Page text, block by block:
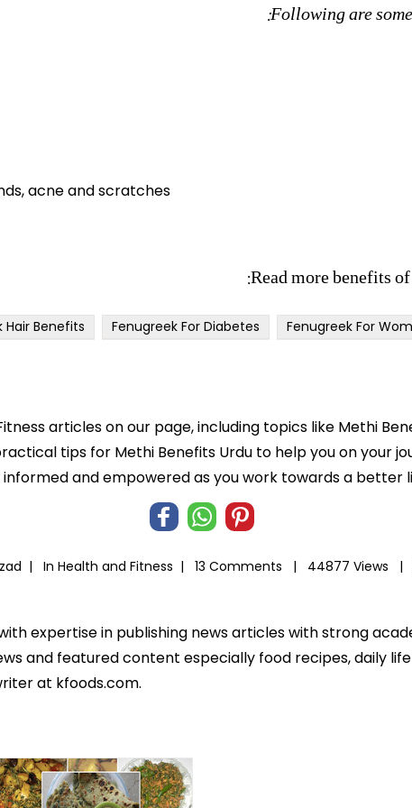
Following are
acne and scratches
Read more benefits
Fenugreek For
Fenugreek For Diabetes
Hair Benefits
articles on our page, including topics like Methi
tips for Methi Benefits Urdu to help you on your
and empowered as you work towards a better
| In Health and Fitness | 13 Comments | 44877 Views |
expertise in publishing news articles with strong
and featured content especially food recipes, daily
at kfoods.com.